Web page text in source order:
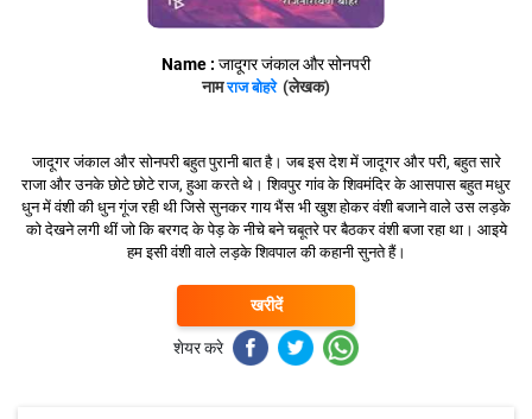
Name : जादूगर जंकाल और सोनपरी
नामराज बोहरे (लेखक)
जादूगर जंकाल और सोनपरी बहुत पुरानी बात है। जब इस देश में जादूगर और परी, बहुत सारे
राजा और उनके छोटे छोटे राज, हुआ करते थे। शिवपुर गांव के शिवमंदिर के आसपास बहुत मधुर
धुन में वंशी की धुन गूंज रही थी जिसे सुनकर गाय भैंस भी खुश होकर वंशी बजाने वाले उस लड़के
को देखने लगी थीं जो कि बरगद के पेड़ के नीचे बने चबूतरे पर बैठकर वंशी बजा रहा था। आइये
हम इसी वंशी वाले लड़के शिवपाल की कहानी सुनते हैं।
खरीदें
शेयर करे